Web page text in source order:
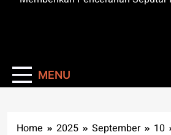
MENU
Home 2025 September
10